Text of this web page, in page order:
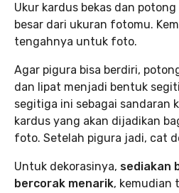
Ukur kardus bekas dan
besar dari ukuran fotomu.
tengahnya untuk foto.
Agar pigura bisa berdiri,
dan lipat menjadi bentuk
segitiga ini sebagai sandaran
kardus yang akan dijadikan
foto. Setelah pigura jadi, cat
Untuk dekorasinya, sediakan
bercorak menarik, kemudian